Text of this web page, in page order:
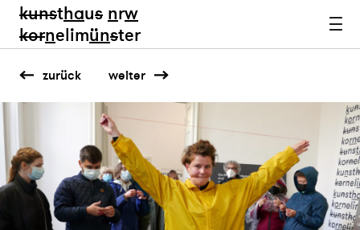
kunsthaus nrw
kornelimünster
zurück weiter